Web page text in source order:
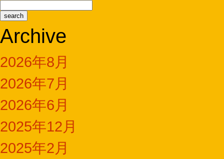
Archive
2026年8月
2026年7月
2026年6月
2025年12月
2025年2月